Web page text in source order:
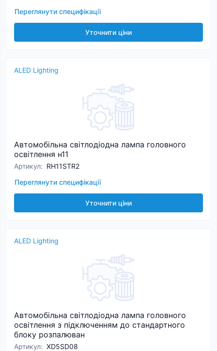
Переглянути специфікації
Уточнити ціни
ALED Lighting
Автомобільна світлодіодна лампа головного
освітлення н11
Артикул: RH11STR2
Переглянути специфікації
Уточнити ціни
ALED Lighting
Автомобільна світлодіодна лампа головного
освітлення з підключенням до стандартного
блоку розпалюван
Артикул: XD5SD08